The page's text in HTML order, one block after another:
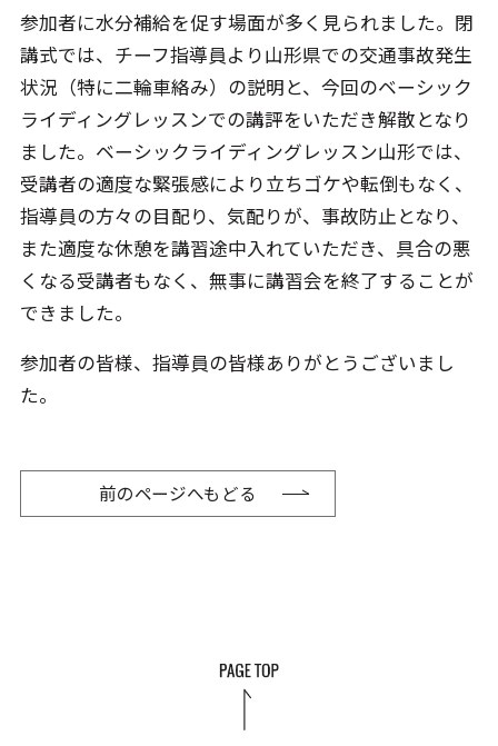
参加者に水分補給を促す場面が多く見られました。閉
講式では、チーフ指導員より山形県での交通事故発生
状況（特に二輪車絡み）の説明と、今回のベーシック
ライディングレッスンでの講評をいただき解散となり
ました。ベーシックライディングレッスン山形では、
受講者の適度な緊張感により立ちゴケや転倒もなく、
指導員の方々の目配り、気配りが、事故防止となり、
また適度な休憩を講習途中入れていただき、具合の悪
くなる受講者もなく、無事に講習会を終了することが
できました。
参加者の皆様、指導員の皆様ありがとうございまし
た。
前のページへもどる